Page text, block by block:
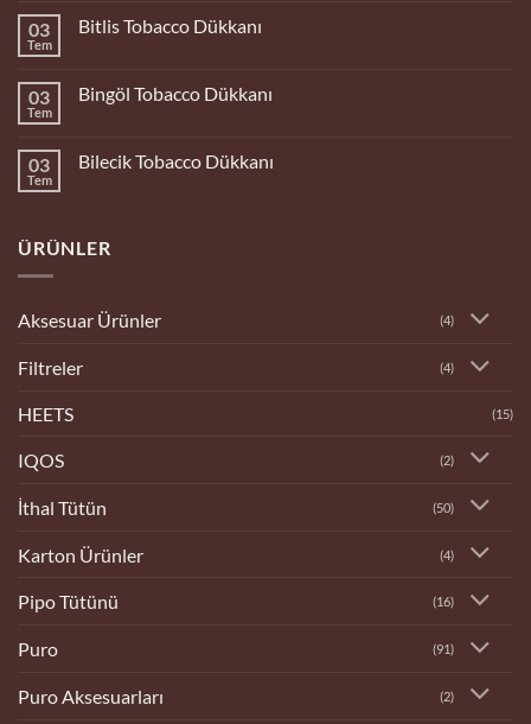
Tobacco
03
Tem
Bitlis Tobacco Dükkanı
Tobacco
03
Tem
Bingöl Tobacco Dükkanı
Tobacco
03
Tem
Bilecik Tobacco Dükkanı
Dükkanı
ÜRÜNLER
Aksesuar Ürünler (4)
Filtreler (4)
HEETS (15)
IQOS (2)
İthal Tütün (50)
Karton Ürünler (4)
Pipo Tütünü (16)
Puro (91)
Puro Aksesuarları (2)